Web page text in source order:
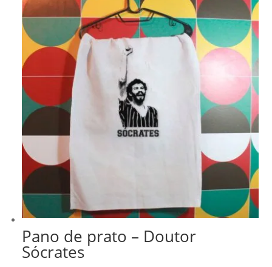
R$ 218,99.R$ 186,14.
Pano de prato – Doutor
Sócrates